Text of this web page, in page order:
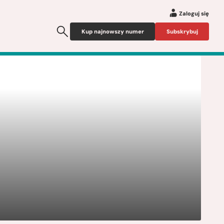
Zaloguj się
Kup najnowszy numer Subskrybuj